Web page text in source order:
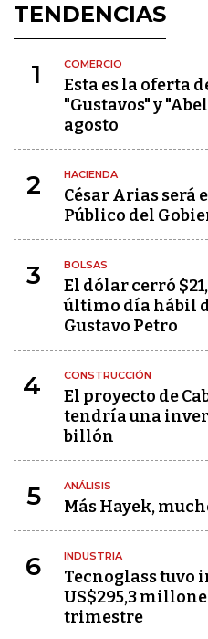
TENDENCIAS
1 COMERCIO
Esta es la oferta
"Gustavos" y
agosto
2 HACIENDA
César Arias será
Público del
3 BOLSAS
El dólar cerró
último día hábil
Gustavo Petro
4 CONSTRUCCIÓN
El proyecto de
tendría una
billón
5 ANÁLISIS
Más Hayek,
6 INDUSTRIA
Tecnoglass tuvo
US$295,3
trimestre